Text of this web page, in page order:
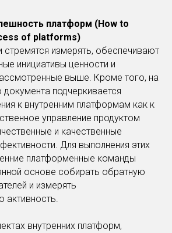
платформ (How to
of platforms)
стремятся измерять, обеспечивают
инициативы ценности и
выше. Кроме того, на
подчеркивается
к внутренним платформам как к
управление продуктом
и качественные
Для выполнения этих
платформенные команды
основе собирать обратную
и измерять
активность.
внутренних платформ,